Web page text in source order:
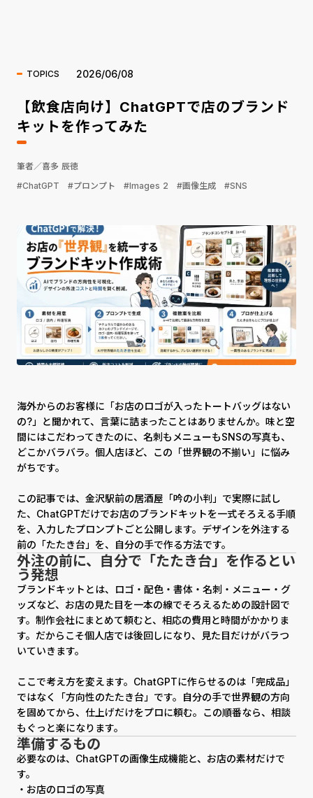
TOPICS 2026/06/08
【飲食店向け】ChatGPTで店のブランド
キットを作ってみた
筆者／喜多 辰徳
#ChatGPT
#プロンプト #Images 2 #画像生成 #SNS
海外からのお客様に「お店のロゴが入ったトートバッグはない
の?」と聞かれて、言葉に詰まったことはありませんか。味と空
間にはこだわってきたのに、名刺もメニューもSNSの写真も、
どこかバラバラ。個人店ほど、この「世界観の不揃い」に悩み
がちです。
この記事では、金沢駅前の居酒屋「吟の小判」で実際に試し
た、ChatGPTだけでお店のブランドキットを一式そろえる手順
を、入力したプロンプトごと公開します。デザインを外注する
前の「たたき台」を、自分の手で作る方法です。
外注の前に、自分で「たたき台」を作るとい
う発想
ブランドキットとは、ロゴ・配色・書体・名刺・メニュー・グ
ッズなど、お店の見た目を一本の線でそろえるための設計図で
す。制作会社にまとめて頼むと、相応の費用と時間がかかりま
す。だからこそ個人店では後回しになり、見た目だけがバラつ
いていきます。
ここで考え方を変えます。ChatGPTに作らせるのは「完成品」
ではなく「方向性のたたき台」です。自分の手で世界観の方向
を固めてから、仕上げだけをプロに頼む。この順番なら、相談
もぐっと楽になります。
準備するもの
必要なのは、ChatGPTの画像生成機能と、お店の素材だけで
す。
・お店のロゴの写真